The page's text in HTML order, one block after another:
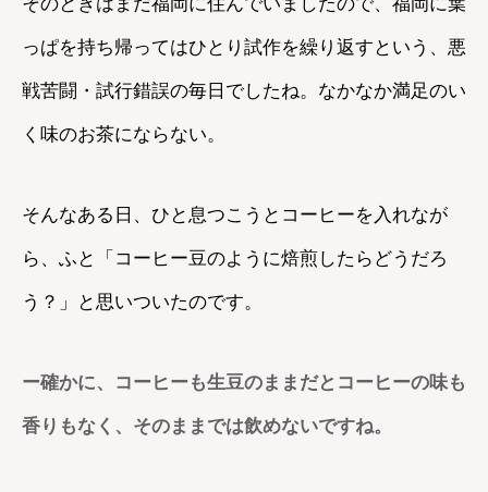
っぱを持ち帰ってはひとり試作を繰り返すという、悪
戦苦闘・試行錯誤の毎日でしたね。なかなか満足のい
く味のお茶にならない。
そんなある日、ひと息つこうとコーヒーを入れなが
ら、ふと「コーヒー豆のように焙煎したらどうだろ
う？」と思いついたのです。
ー確かに、コーヒーも生豆のままだとコーヒーの味も
香りもなく、そのままでは飲めないですね。